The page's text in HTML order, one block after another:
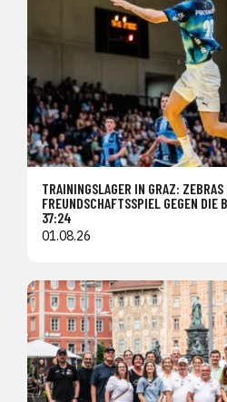
TRAININGSLAGER IN GRAZ: ZEBRAS
FREUNDSCHAFTSSPIEL GEGEN DIE
37:24
01.08.26